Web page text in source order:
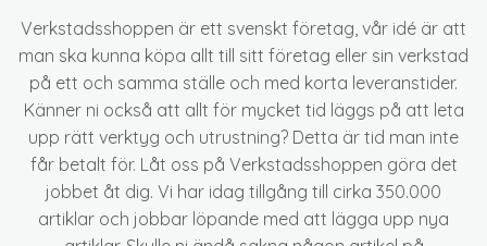
Verkstadsshoppen är ett svenskt företag, vår idé är att
man ska kunna köpa allt till sitt företag eller sin verkstad
på ett och samma ställe och med korta leveranstider.
Känner ni också att allt för mycket tid läggs på att leta
upp rätt verktyg och utrustning? Detta är tid man inte
får betalt för. Låt oss på Verkstadsshoppen göra det
jobbet åt dig. Vi har idag tillgång till cirka 350.000
artiklar och jobbar löpande med att lägga upp nya